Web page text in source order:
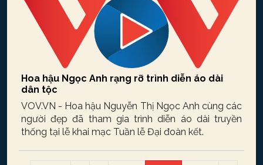
Hoa hậu Ngọc Anh rạng rỡ trình diễn áo dài
dân tộc
VOV.VN - Hoa hậu Nguyễn Thị Ngọc Anh cùng các
người đẹp đã tham gia trình diễn áo dài truyền
thống tại lễ khai mạc Tuần lễ Đại đoàn kết.